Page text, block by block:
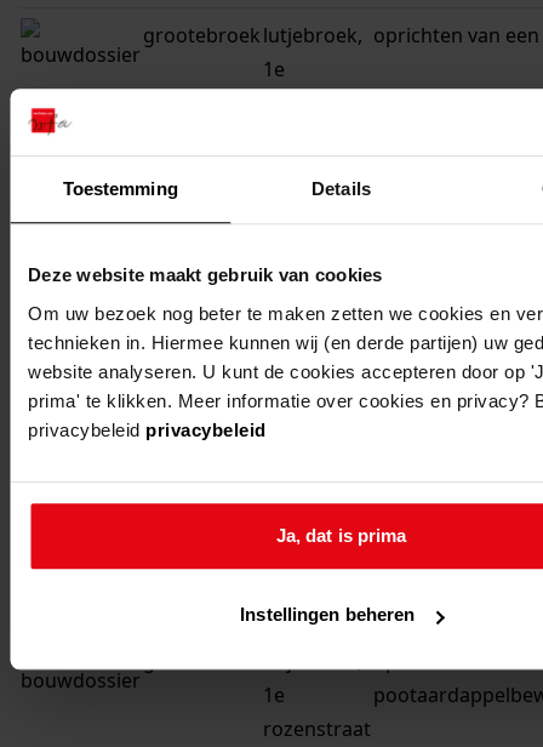
Toestemming Details
Deze website maakt gebruik van cookies
Om uw bezoek nog beter te maken zetten we cookies en
technieken in. Hiermee kunnen wij (en derde partijen) uw
website analyseren. U kunt de cookies accepteren door op
prima' te klikken. Meer informatie over cookies en privacy?
privacybeleid privacybeleid
Ja, dat is prima
Instellingen beheren
grootebroeklutjebroek,
1e
oprichten van
grootebroek
lutjebroek,
veranderen van
woonhuis met
grootebroeklutjebroek,
1e
rozenstraat
veranderen van
woonhuis
grootebroeklutjebroek,
1e
rozenstraat
15
oprichten van een
overkapping
1e
rozenstraat